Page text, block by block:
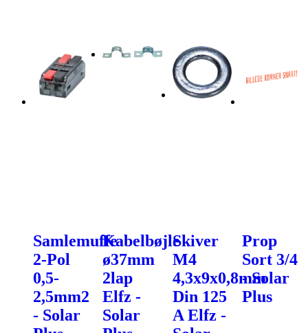
Samlemuffe
2-Pol
0,5-
2,5mm2
- Solar
Kabelbøjle
ø37mm
2lap
Elfz -
Solar
Skiver
M4
4,3x9x0,8mm
Din 125
A Elfz -
Prop
Sort 3/4
- Solar
Plus